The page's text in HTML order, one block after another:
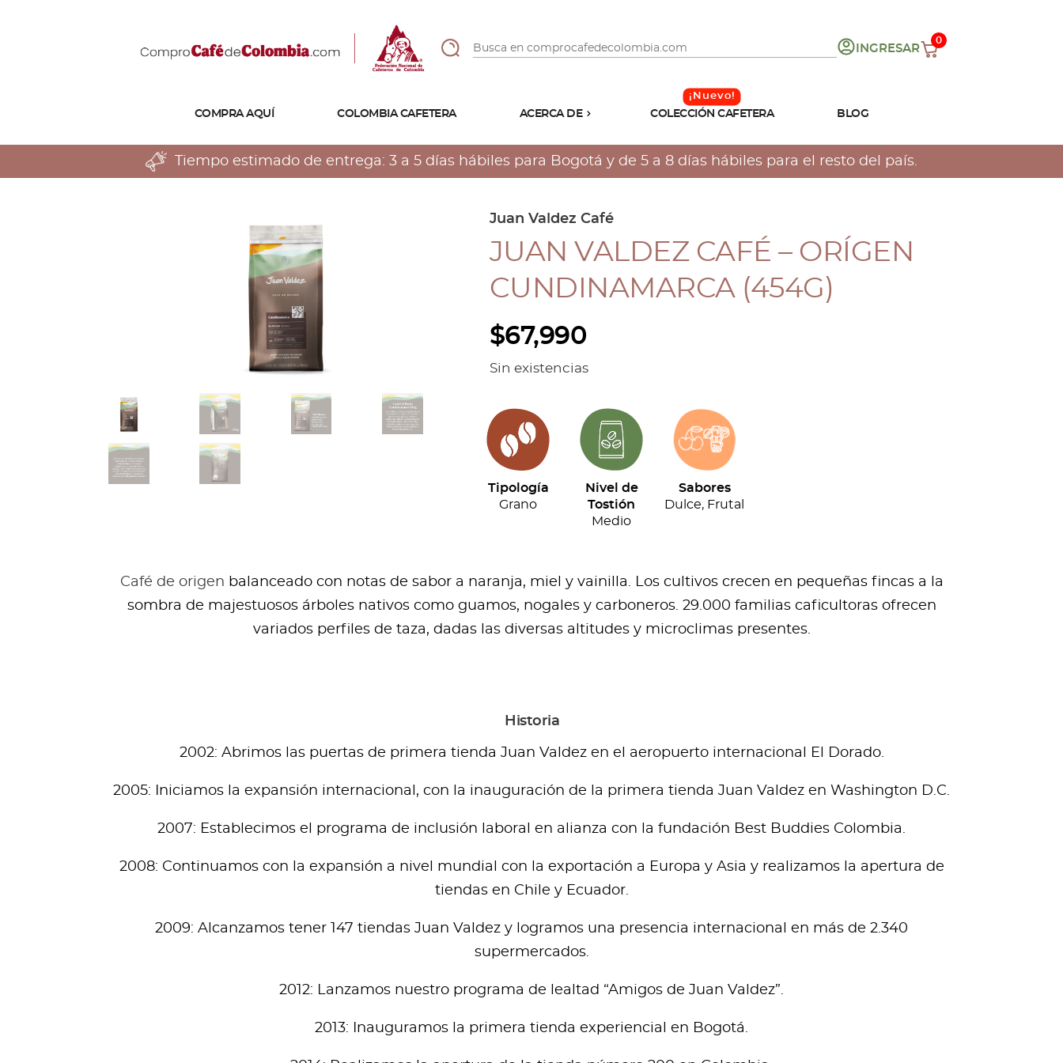
INGRESAR
0
COMPRA AQUÍ COLOMBIA CAFETERA ACERCA DE
Tostiones
Preparación
Atributos
COLECCIÓN CAFETERA BLOG
Tiempo estimado de entrega: 3 a 5 días hábiles para Bogotá y de 5 a 8 días hábiles para el resto del país.
Juan Valdez Café
JUAN VALDEZ CAFÉ – ORÍGEN
CUNDINAMARCA (454G)
$67,990
Sin existencias
Tipología
Grano
Nivel de
Tostión
Medio
Sabores
Dulce, Frutal
Café de origen balanceado con notas de sabor a naranja, miel y vainilla. Los cultivos crecen en pequeñas fincas a la
sombra de majestuosos árboles nativos como guamos, nogales y carboneros. 29.000 familias caficultoras ofrecen
variados perfiles de taza, dadas las diversas altitudes y microclimas presentes.
Historia
2002: Abrimos las puertas de primera tienda Juan Valdez en el aeropuerto internacional El Dorado.
2005: Iniciamos la expansión internacional, con la inauguración de la primera tienda Juan Valdez en Washington D.C.
2007: Establecimos el programa de inclusión laboral en alianza con la fundación Best Buddies Colombia.
2008: Continuamos con la expansión a nivel mundial con la exportación a Europa y Asia y realizamos la apertura de
tiendas en Chile y Ecuador.
2009: Alcanzamos tener 147 tiendas Juan Valdez y logramos una presencia internacional en más de 2.340
supermercados.
2012: Lanzamos nuestro programa de lealtad “Amigos de Juan Valdez”.
2013: Inauguramos la primera tienda experiencial en Bogotá.